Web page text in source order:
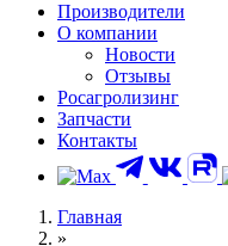
Каталог «СД-АГРО»
Производители
О компании
Новости
Отзывы
Росагролизинг
Запчасти
Контакты
Главная